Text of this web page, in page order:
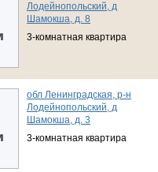
Лодейнопольский, д
Шамокша, д. 8
3-комнатная квартира
обл Ленинградская, р-н
Лодейнопольский, д
Шамокша, д. 3
3-комнатная квартира